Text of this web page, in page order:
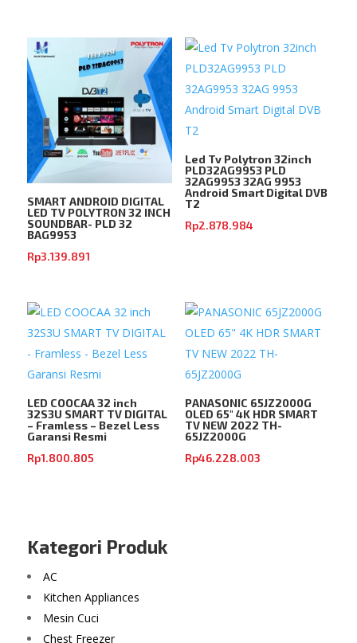
SMART ANDROID DIGITAL
LED TV POLYTRON 32 INCH
SOUNDBAR- PLD 32
BAG9953
Rp3.139.891
Led Tv Polytron 32inch
PLD32AG9953 PLD
32AG9953 32AG 9953
Android Smart Digital DVB
T2
Rp2.878.984
LED COOCAA 32 inch
32S3U SMART TV DIGITAL
– Framless – Bezel Less
Garansi Resmi
Rp1.800.805
PANASONIC 65JZ2000G
OLED 65″ 4K HDR SMART
TV NEW 2022 TH-
65JZ2000G
Rp46.228.003
Kategori Produk
AC
Kitchen Appliances
Mesin Cuci
Chest Freezer